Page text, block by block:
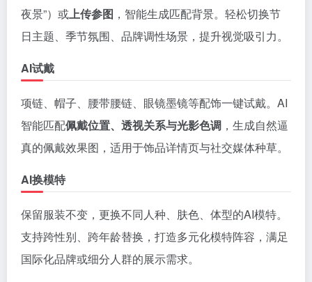
夜景”）或上传参图 ，智能生成匹配背景。轻松切换节
日主题、季节氛围、品牌调性场景，提升视觉吸引力。
AI试戴
项链、帽子、腰带腰链、眼镜墨镜等配饰一键试戴。AI
智能匹配佩戴位置、透视关系与光影色调 ，生成自然逼
真的佩戴效果图，适用于饰品详情页与社交媒体种草。
AI换模特
保留服装不变，更换不同人种、肤色、体型的AI模特。
支持跨性别、跨年龄替换，打造多元化模特阵容，满足
国际化品牌或细分人群的展示需求。